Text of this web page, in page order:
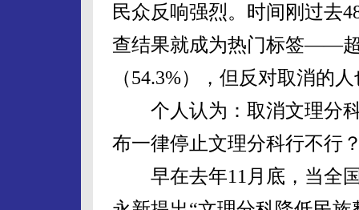
民众反响强烈。时间刚过去
查结果就成为热门标签——
（54.3%），但反对取消的
个人认为：取消文理分科
布一律停止文理分科行不行
早在去年11月底，当全国